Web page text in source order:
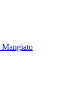
Mangiato